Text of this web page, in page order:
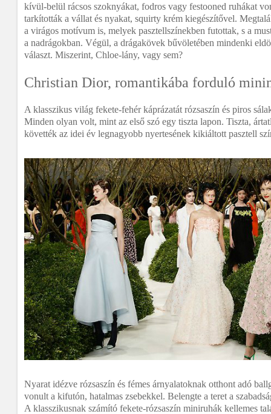
kívül-belül rácsos szoknyákat, fodros vagy festooned ruhákat
tarkították a vállat és nyakat, squirty krém kiegészítővel.
a virágos motívum is, melyek pasztellszínekben futottak, s a
a nadrágokban. Végül, a drágakövek bűvöletében mindenki
választ. Miszerint, Chloe-lány, vagy sem?
Christian Dior, romantikába forduló
A klasszikus világ fekete-fehér káprázatát rózsaszín és piros
Minden olyan volt, mint az első szó egy tiszta lapon. Tiszta,
követték az idei év legnagyobb nyertesének kikiáltott pasztell
Nyarat idézve rózsaszín és fémes árnyalatoknak otthont adó
vonult a kifutón, hatalmas zsebekkel. Belengte a teret a
A klasszikusnak számító fekete-rózsaszín miniruhák kellemes